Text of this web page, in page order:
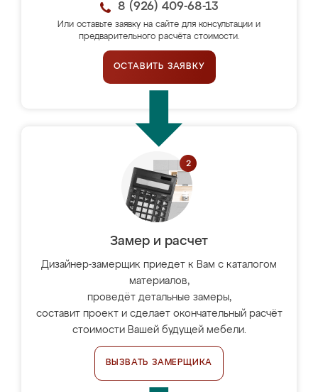
8 (926) 409-68-13
Или оставьте заявку на сайте для консультации и
предварительного расчёта стоимости.
ОСТАВИТЬ ЗАЯВКУ
Замер и расчет
Дизайнер-замерщик приедет к Вам с каталогом
материалов,
проведёт детальные замеры,
составит проект и сделает окончательный расчёт
стоимости Вашей будущей мебели.
ВЫЗВАТЬ ЗАМЕРЩИКА